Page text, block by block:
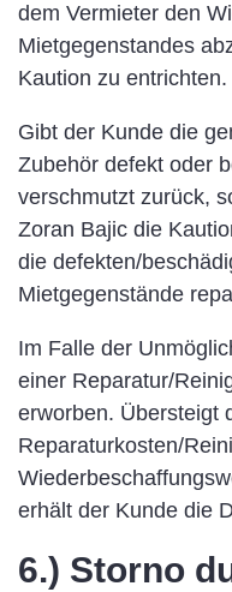
dem Vermieter den
Mietgegenstandes
Kaution zu entrichten.
Gibt der Kunde die
Zubehör defekt oder
verschmutzt zurück,
Zoran Bajic die
die defekten/
Mietgegenstände
Im Falle der
einer Reparatur/
erworben. Übersteigt
Reparaturkosten/
erhält der Kunde die
6.) Storno